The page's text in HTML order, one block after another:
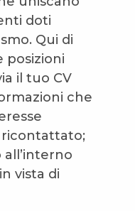
doti
Qui di
posizioni
il tuo CV
che
ricontattato;
vista di